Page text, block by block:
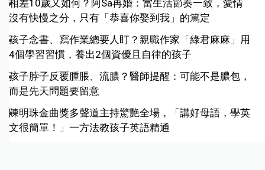
相差10歲又如何？阿Sa再婚：當生活節奏一致，愛情
沒有快慢之分，只有「恭喜你娶到我」的篤定
孩子念書、寫作業總要人盯？親職作家「綠君麻麻」用
4個學習習慣，養出2個資優且自律的孩子
孩子脖子反覆腫脹、流膿？醫師提醒：可能不是膿包，
而是先天問題要留意
陳明珠金曲獎多聲道主持驚艷全場，「講好母語，學英
文很簡單！」一方法教孩子英語精通